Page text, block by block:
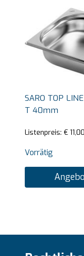
SARO TOP
T 40mm
Listenpreis: € 11,00
Vorrätig